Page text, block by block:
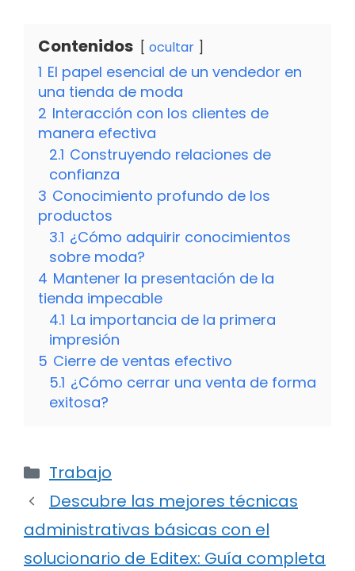
Contenidos ocultar
1 El papel esencial de un vendedor en
una tienda de moda
2 Interacción con los clientes de
manera efectiva
2.1 Construyendo relaciones de
confianza
3 Conocimiento profundo de los
productos
3.1 ¿Cómo adquirir conocimientos
sobre moda?
4 Mantener la presentación de la
tienda impecable
4.1 La importancia de la primera
impresión
5 Cierre de ventas efectivo
5.1 ¿Cómo cerrar una venta de forma
exitosa?
Categorías
Trabajo
Descubre las mejores técnicas
administrativas básicas con el
solucionario de Editex: Guía completa